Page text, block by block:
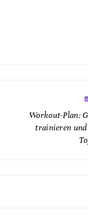
Workout-Plan:
trainieren